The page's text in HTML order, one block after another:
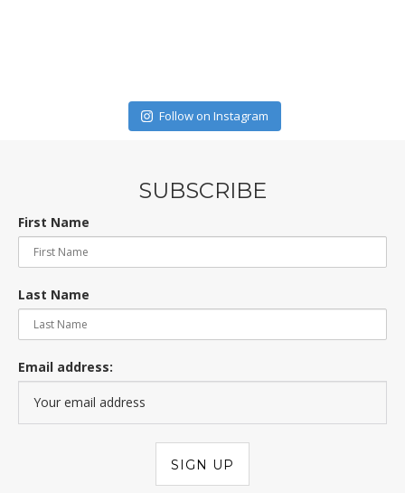
Follow on Instagram
SUBSCRIBE
First Name
Last Name
Email address: